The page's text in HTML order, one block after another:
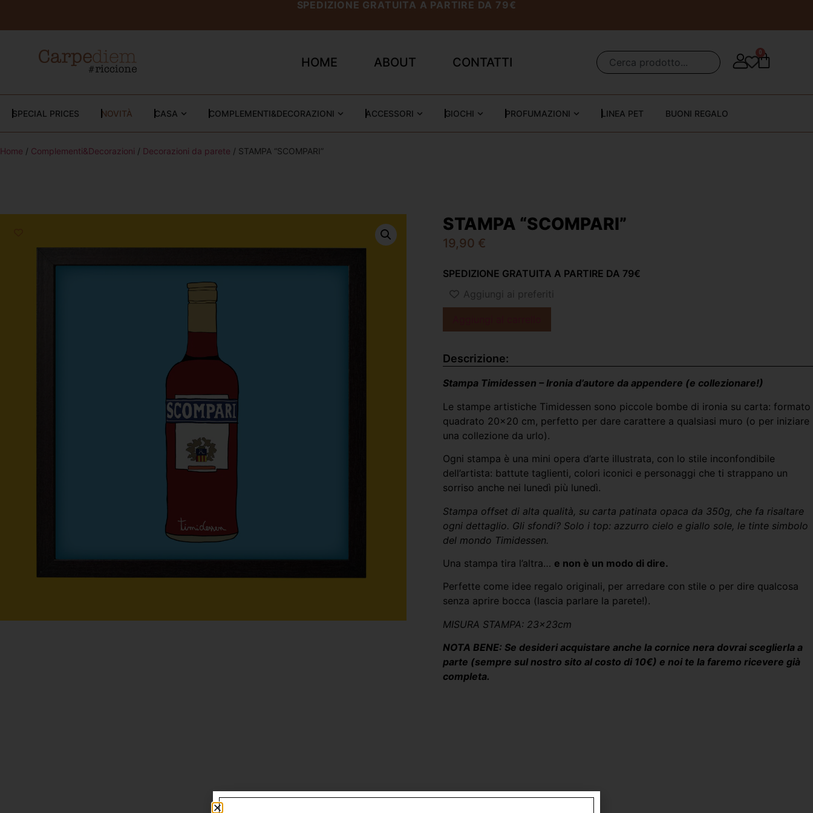
SPEDIZIONE GRATUITA A PARTIRE DA 79€
HOME ABOUT CONTATTI
0
SPECIAL PRICES NOVITÀ CASA COMPLEMENTI&DECORAZIONI ACCESSORI GIOCHI PROFUMAZIONI LINEA PET BUONI REGALO
Home / Complementi&Decorazioni / Decorazioni da parete / STAMPA “SCOMPARI”
STAMPA “SCOMPARI”
19,90 €
SPEDIZIONE GRATUITA A PARTIRE DA 79€
Aggiungi ai preferiti
Descrizione:
Stampa Timidessen – Ironia d’autore da appendere (e collezionare!)
Le stampe artistiche Timidessen sono piccole bombe di ironia su carta: formato
quadrato 20×20 cm, perfetto per dare carattere a qualsiasi muro (o per iniziare
una collezione da urlo).
Ogni stampa è una mini opera d’arte illustrata, con lo stile inconfondibile
dell’artista: battute taglienti, colori iconici e personaggi che ti strappano un
sorriso anche nei lunedì più lunedì.
Stampa offset di alta qualità, su carta patinata opaca da 350g, che fa risaltare
ogni dettaglio. Gli sfondi? Solo i top: azzurro cielo e giallo sole, le tinte simbolo
del mondo Timidessen.
Una stampa tira l’altra… e non è un modo di dire.
Perfette come idee regalo originali, per arredare con stile o per dire qualcosa
senza aprire bocca (lascia parlare la parete!).
MISURA STAMPA: 23x23cm
NOTA BENE: Se desideri acquistare anche la cornice nera dovrai sceglierla a
parte (sempre sul nostro sito al costo di 10€) e noi te la faremo ricevere già
completa.